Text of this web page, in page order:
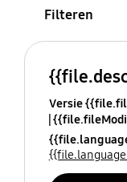
Filteren
Versie